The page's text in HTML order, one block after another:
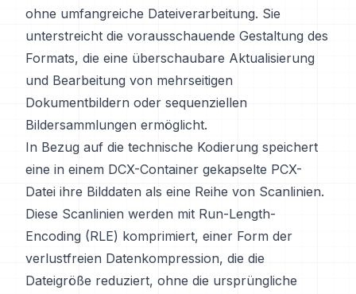
ohne umfangreiche Dateiverarbeitung. Sie
unterstreicht die vorausschauende Gestaltung des
Formats, die eine überschaubare Aktualisierung
und Bearbeitung von mehrseitigen
Dokumentbildern oder sequenziellen
Bildersammlungen ermöglicht.
In Bezug auf die technische Kodierung speichert
eine in einem DCX-Container gekapselte PCX-
Datei ihre Bilddaten als eine Reihe von Scanlinien.
Diese Scanlinien werden mit Run-Length-
Encoding (RLE) komprimiert, einer Form der
verlustfreien Datenkompression, die die
Dateigröße reduziert, ohne die ursprüngliche